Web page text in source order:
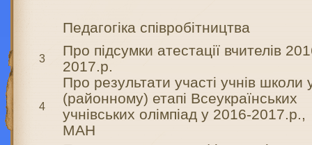
Педагогіка співробітництва
3
Про підсумки атестації вчителів
2017.р.
4
Про результати участі учнів школи у
(районному) етапі Всеукраїнських
учнівських олімпіад у 2016-2017.р.,
МАН